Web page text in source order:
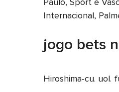
Internacional,
jogo bets
Hiroshima-cu. uol.